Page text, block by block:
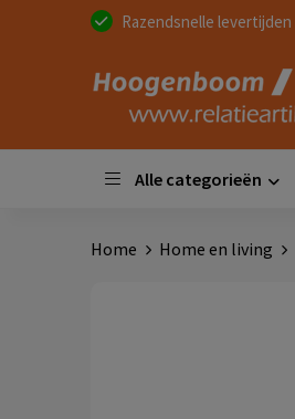
Razendsnelle levertijden
Alle categorieën
Home Home en living